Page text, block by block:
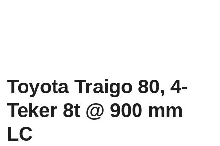
Toyota Traigo 80, 4-
Teker 8t @ 900 mm
LC